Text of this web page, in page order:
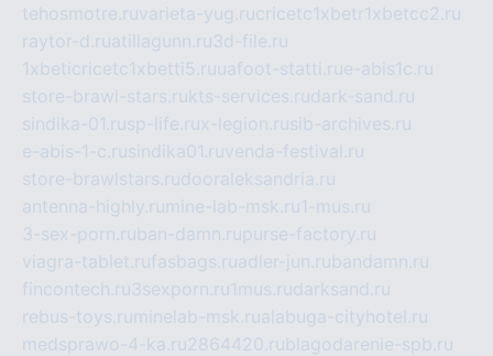
tehosmotre.ruvarieta-yug.rucricetc1xbetr1xbetcc2.ru
raytor-d.ruatillagunn.ru3d-file.ru
1xbeticricetc1xbetti5.ruuafoot-statti.rue-abis1c.ru
store-brawl-stars.rukts-services.rudark-sand.ru
sindika-01.rusp-life.rux-legion.rusib-archives.ru
e-abis-1-c.rusindika01.ruvenda-festival.ru
store-brawlstars.rudooraleksandria.ru
antenna-highly.ru mine-lab-msk.ru1-mus.ru
3-sex-porn.ruban-damn.rupurse-factory.ru
viagra-tablet.rufasbags.ruadler-jun.rubandamn.ru
fincontech.ru3sexporn.ru1mus.rudarksand.ru
rebus-toys.ru minelab-msk.rualabuga-cityhotel.ru
medsprawo-4-ka.ru2864420.rublagodarenie-spb.ru